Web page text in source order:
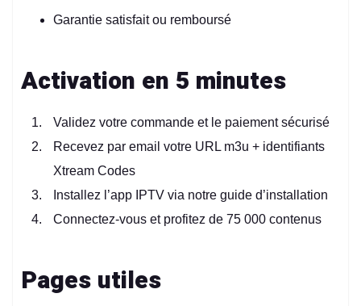
Garantie satisfait ou remboursé
Activation en 5 minutes
Validez votre commande et le paiement sécurisé
Recevez par email votre URL m3u + identifiants
Xtream Codes
Installez l’app IPTV via notre guide d’installation
Connectez-vous et profitez de 75 000 contenus
Pages utiles